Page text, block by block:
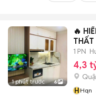
1 phút trước 6
🔥
1 PN
4,3
HHqn